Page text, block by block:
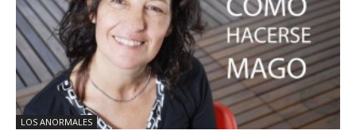
LOS ANORMALES